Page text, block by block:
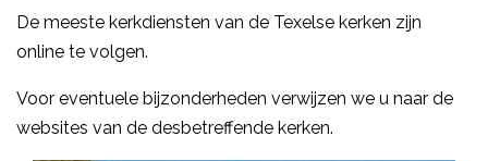
De meeste kerkdiensten van de Texelse kerken zijn
online te volgen.
Voor eventuele bijzonderheden verwijzen we u naar de
websites van de desbetreffende kerken.